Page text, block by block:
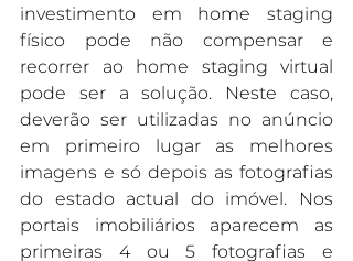
investimento em home staging
físico pode não compensar e
recorrer ao home staging virtual
pode ser a solução. Neste caso,
deverão ser utilizadas no anúncio
em primeiro lugar as melhores
imagens e só depois as fotografias
do estado actual do imóvel. Nos
portais imobiliários aparecem as
primeiras 4 ou 5 fotografias e